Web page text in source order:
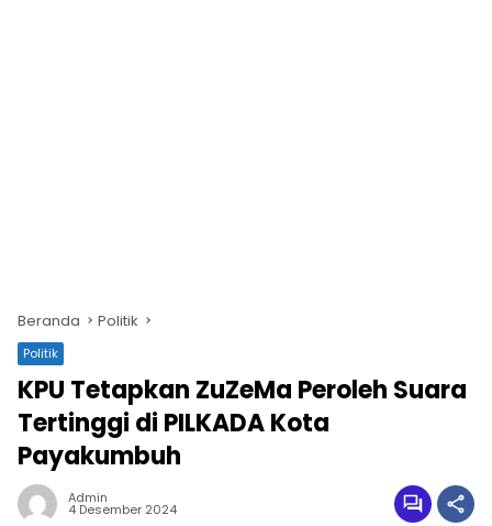
Beranda Politik
Politik
KPU Tetapkan ZuZeMa Peroleh Suara
Tertinggi di PILKADA Kota
Payakumbuh
Admin
4 Desember 2024